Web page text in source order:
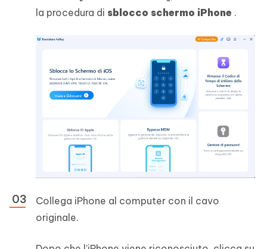
la procedura di sblocco schermo iPhone .
Collega iPhone al computer con il cavo
originale.